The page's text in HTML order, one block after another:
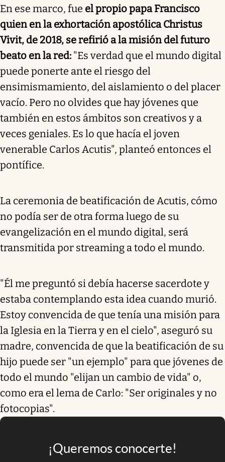
En ese marco, fue el propio papa Francisco
quien en la exhortación apostólica Christus
Vivit, de 2018, se refirió a la misión del futuro
beato en la red: "Es verdad que el mundo digital
puede ponerte ante el riesgo del
ensimismamiento, del aislamiento o del placer
vacío. Pero no olvides que hay jóvenes que
también en estos ámbitos son creativos y a
veces geniales. Es lo que hacía el joven
venerable Carlos Acutis", planteó entonces el
pontífice.
La ceremonia de beatificación de Acutis, cómo
no podía ser de otra forma luego de su
evangelización en el mundo digital, será
transmitida por streaming a todo el mundo.
"Él me preguntó si debía hacerse sacerdote y
estaba contemplando esta idea cuando murió.
Estoy convencida de que tenía una misión para
la Iglesia en la Tierra y en el cielo", aseguró su
madre, convencida de que la beatificación de su
hijo puede ser "un ejemplo" para que jóvenes de
todo el mundo "elijan un cambio de vida" o,
como era el lema de Carlo: "Ser originales y no
fotocopias".
¡Queremos conocerte!